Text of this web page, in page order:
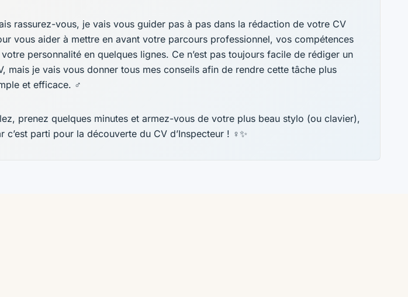
rassurez-vous, je vais vous guider pas à pas dans la rédaction de votre CV
vous aider à mettre en avant votre parcours professionnel, vos compétences
personnalité en quelques lignes. Ce n’est pas toujours facile de rédiger un
mais je vais vous donner tous mes conseils afin de rendre cette tâche plus
et efficace. ️‍♂️
prenez quelques minutes et armez-vous de votre plus beau stylo (ou clavier),
c’est parti pour la découverte du CV d’Inspecteur ! ️‍♀️✨